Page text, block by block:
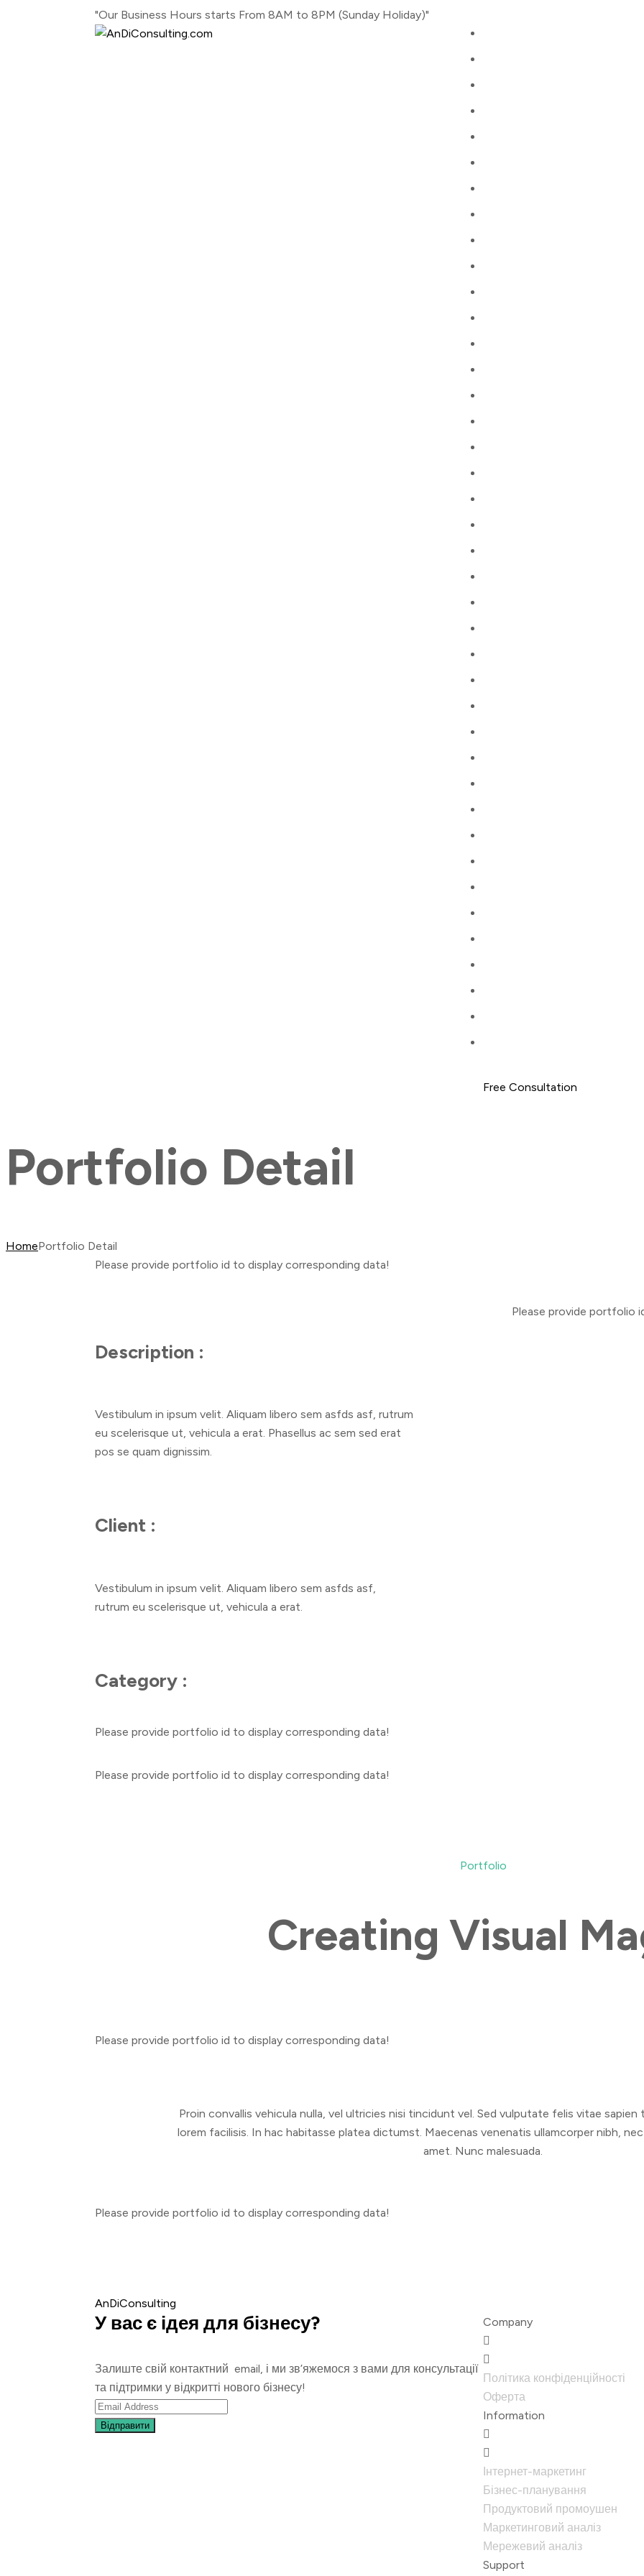
"Our Business Hours starts From 8AM to 8PM (Sunday Holiday)"
Free Consultation
Portfolio Detail
HomePortfolio Detail
Please provide portfolio id to display corresponding data!
Description :
Vestibulum in ipsum velit. Aliquam libero sem asfds asf, rutrum
eu scelerisque ut, vehicula a erat. Phasellus ac sem sed erat
pos se quam dignissim.
Client :
Vestibulum in ipsum velit. Aliquam libero sem asfds asf,
rutrum eu scelerisque ut, vehicula a erat.
Category :
Please provide portfolio id to display corresponding data!
Please provide portfolio id to display corresponding data!
Please provide portfolio
Portfolio
Creating Visual
Please provide portfolio id to display corresponding data!
Proin convallis vehicula nulla, vel ultricies nisi tincidunt vel. Sed vulputate felis vitae
lorem facilisis. In hac habitasse platea dictumst. Maecenas venenatis ullamcorper nibh,
amet. Nunc malesuada.
Please provide portfolio id to display corresponding data!
AnDiConsulting
У вас є ідея для бізнесу?
Залиште свій контактний email, і ми зв’яжемося з вами для консультації
та підтримки у відкритті нового бізнесу!
Відправити
Company
Політика конфіденційності
Оферта
Information
Інтернет-маркетинг
Бізнес-планування
Продуктовий промоушен
Маркетинговий аналіз
Мережевий аналіз
Support